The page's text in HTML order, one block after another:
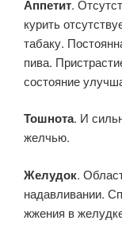
Аппетит.
курить
табаку.
пива.
состояние
Тошнота. И
желчью.
Желудок.
надавливании.
жжения в